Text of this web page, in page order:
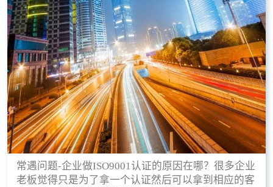
常遇问题-企业做ISO9001认证的原因在哪？很多企业
老板觉得只是为了拿一个认证然后可以拿到相应的客